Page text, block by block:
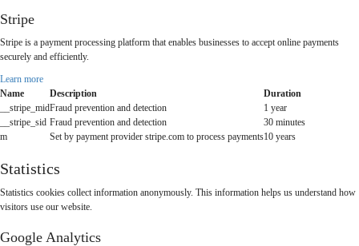
Stripe
Stripe is a payment processing platform that enables businesses to accept online payments
securely and efficiently.
Learn more
Name
Description
Duration
__stripe_midFraud prevention and detection
1 year
__stripe_sid Fraud prevention and detection
30 minutes
m
Set by payment provider stripe.com to process payments10 years
Statistics
Statistics cookies collect information anonymously. This information helps us understand how
visitors use our website.
Google Analytics